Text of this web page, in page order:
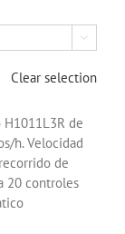

Clear selection
de
h. Velocidad
de
20 controles